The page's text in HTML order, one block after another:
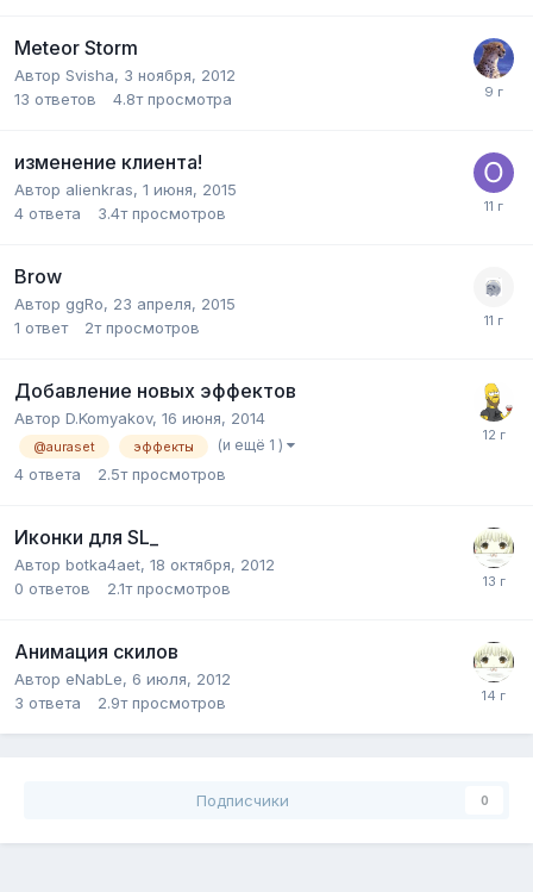
Meteor Storm
Автор Svisha, 3 ноября, 2012
13 ответов 4.8т просмотра
изменение клиента!
Автор alienkras, 1 июня, 2015
4 ответа 3.4т просмотров
Brow
Автор ggRo, 23 апреля, 2015
1 ответ 2т просмотров
Добавление новых эффектов
Автор D.Komyakov, 16 июня, 2014
@auraset эффекты (и ещё 1 )
4 ответа 2.5т просмотров
Иконки для SL_
Автор botka4aet, 18 октября, 2012
0 ответов 2.1т просмотров
Анимация скилов
Автор eNabLe, 6 июля, 2012
3 ответа 2.9т просмотров
Подписчики 0